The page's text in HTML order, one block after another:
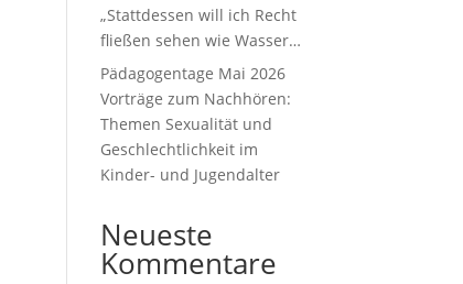
„Stattdessen will ich Recht
fließen sehen wie Wasser…
Pädagogentage Mai 2026
Vorträge zum Nachhören:
Themen Sexualität und
Geschlechtlichkeit im
Kinder- und Jugendalter
Neueste
Kommentare